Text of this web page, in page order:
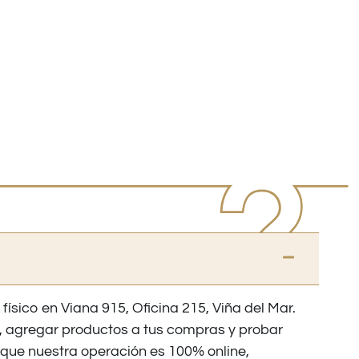
en Viana 915, Oficina 215, Viña del Mar.
agregar productos a tus compras y probar
nuestra operación es 100% online,